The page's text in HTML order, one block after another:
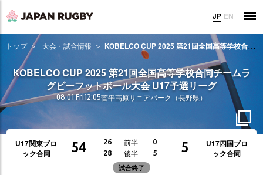
JP EN
トップ 大会・試合情報 KOBELCO CUP 2025 第21回全国高等学校合同チームラグビーフットボール大会 U17予選リーグ
KOBELCO CUP 2025 第21回全国高等学校合同チームラ
グビーフットボール大会 U17予選リーグ
08.01 Fri12:05菅平高原サニアパーク（長野県）
U17関東ブロ
ック合同
54 26 前半
0
28
後半 5
試合終了
5
U17四国ブロ
ック合同